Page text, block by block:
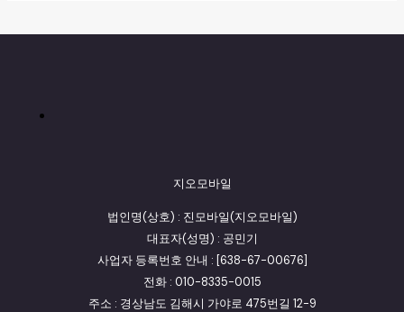
지오모바일
법인명(상호) : 진모바일(지오모바일)
대표자(성명) : 공민기
사업자 등록번호 안내 : [638-67-00676]
전화 : 010-8335-0015
주소 : 경상남도 김해시 가야로 475번길 12-9